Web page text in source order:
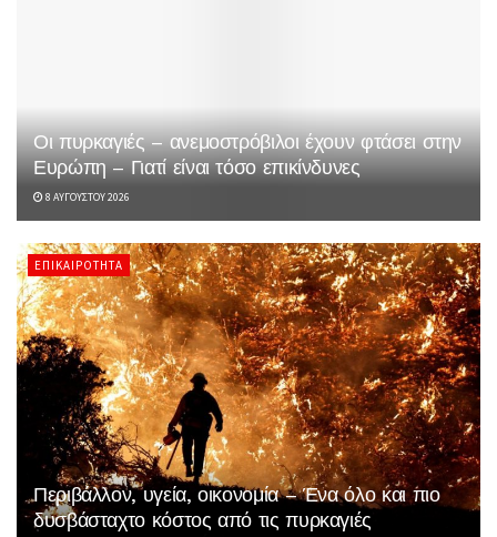
Οι πυρκαγιές – ανεμοστρόβιλοι έχουν φτάσει στην
Ευρώπη – Γιατί είναι τόσο επικίνδυνες
8 ΑΥΓΟΎΣΤΟΥ 2026
ΕΠΙΚΑΙΡΌΤΗΤΑ
Περιβάλλον, υγεία, οικονομία – Ένα όλο και πιο
δυσβάσταχτο κόστος από τις πυρκαγιές